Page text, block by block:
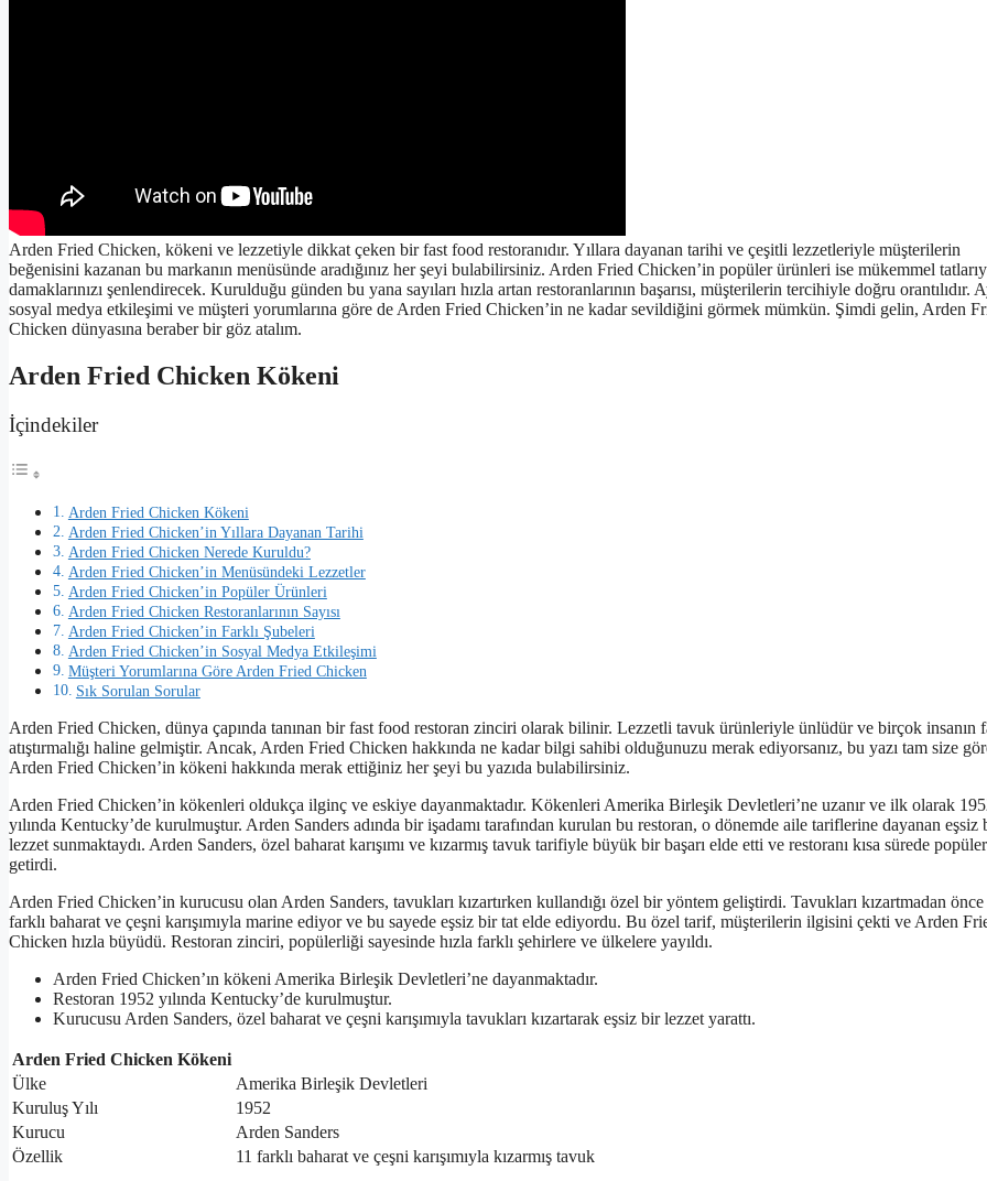
Arden Fried Chicken, kökeni ve lezzetiyle dikkat çeken bir fast food restoranıdır. Yıllara dayanan tarihi ve çeşitli lezzetleriyle müşterilerin
beğenisini kazanan bu markanın menüsünde aradığınız her şeyi bulabilirsiniz. Arden Fried Chicken’in popüler ürünleri ise mükemmel
damaklarınızı şenlendirecek. Kurulduğu günden bu yana sayıları hızla artan restoranlarının başarısı, müşterilerin tercihiyle doğru orantılıdır.
sosyal medya etkileşimi ve müşteri yorumlarına göre de Arden Fried Chicken’in ne kadar sevildiğini görmek mümkün. Şimdi gelin, Arden
Chicken dünyasına beraber bir göz atalım.
Arden Fried Chicken Kökeni
İçindekiler
Arden Fried Chicken Kökeni
Arden Fried Chicken’in Yıllara Dayanan Tarihi
Arden Fried Chicken Nerede Kuruldu?
Arden Fried Chicken’in Menüsündeki Lezzetler
Arden Fried Chicken’in Popüler Ürünleri
Arden Fried Chicken Restoranlarının Sayısı
Arden Fried Chicken’in Farklı Şubeleri
Arden Fried Chicken’in Sosyal Medya Etkileşimi
Müşteri Yorumlarına Göre Arden Fried Chicken
Sık Sorulan Sorular
Arden Fried Chicken, dünya çapında tanınan bir fast food restoran zinciri olarak bilinir. Lezzetli tavuk ürünleriyle ünlüdür ve birçok insanın
atıştırmalığı haline gelmiştir. Ancak, Arden Fried Chicken hakkında ne kadar bilgi sahibi olduğunuzu merak ediyorsanız, bu yazı tam size
Arden Fried Chicken’in kökeni hakkında merak ettiğiniz her şeyi bu yazıda bulabilirsiniz.
Arden Fried Chicken’in kökenleri oldukça ilginç ve eskiye dayanmaktadır. Kökenleri Amerika Birleşik Devletleri’ne uzanır ve ilk olarak
yılında Kentucky’de kurulmuştur. Arden Sanders adında bir işadamı tarafından kurulan bu restoran, o dönemde aile tariflerine dayanan eşsiz
lezzet sunmaktaydı. Arden Sanders, özel baharat karışımı ve kızarmış tavuk tarifiyle büyük bir başarı elde etti ve restoranı kısa sürede
getirdi.
Arden Fried Chicken’in kurucusu olan Arden Sanders, tavukları kızartırken kullandığı özel bir yöntem geliştirdi. Tavukları kızartmadan önce
farklı baharat ve çeşni karışımıyla marine ediyor ve bu sayede eşsiz bir tat elde ediyordu. Bu özel tarif, müşterilerin ilgisini çekti ve Arden
Chicken hızla büyüdü. Restoran zinciri, popülerliği sayesinde hızla farklı şehirlere ve ülkelere yayıldı.
Arden Fried Chicken’ın kökeni Amerika Birleşik Devletleri’ne dayanmaktadır.
Restoran 1952 yılında Kentucky’de kurulmuştur.
Kurucusu Arden Sanders, özel baharat ve çeşni karışımıyla tavukları kızartarak eşsiz bir lezzet yarattı.
Arden Fried Chicken Kökeni
Ülke
Amerika Birleşik Devletleri
Kuruluş Yılı
1952
Kurucu
Arden Sanders
Özellik
11 farklı baharat ve çeşni karışımıyla kızarmış tavuk